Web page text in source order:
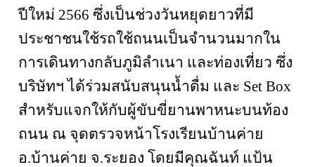
ปีใหม่ 2566 ซึ่งเป็นช่วงวันหยุดยาวที่มี
ประชาชนใช้รถใช้ถนนเป็นจำนวนมากใน
การเดินทางกลับภูมิลำเนา และท่องเที่ยว ซึ่ง
บริษัทฯ ได้ร่วมสนับสนุนน้ำดื่ม และ Set Box
สำหรับแจกให้กับผู้ขับขี่ยานพาหนะบนท้อง
ถนน ณ จุดตรวจหน้าโรงเรียนบ้านค่าย
อ.บ้านค่าย จ.ระยอง โดยมีคุณฉันท์ แป้น